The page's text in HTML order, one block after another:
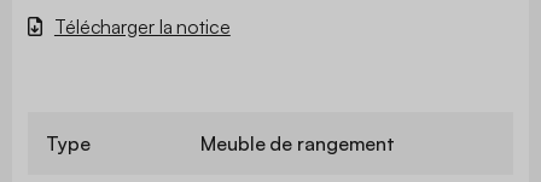
Télécharger la notice
Type Meuble de rangement